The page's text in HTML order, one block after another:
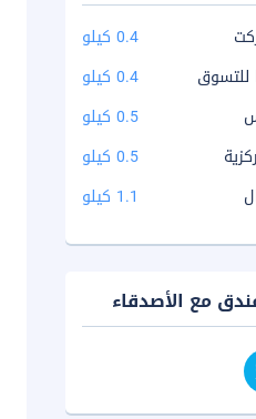
0.4 كيلو
للتسوق
0.4 كيلو
0.5 كيلو
0.5 كيلو
1.1 كيلو
مع الأصدقاء